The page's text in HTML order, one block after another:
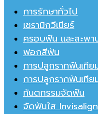
การรักษาทั่วไป
เซรามิกวีเนียร์
ครอบฟัน และสะพา
ฟอกสีฟัน
การปลูกรากฟันเที
การปลูกรากฟันเทีย
ทันตกรรมจัดฟัน
จัดฟันใส Invisalign